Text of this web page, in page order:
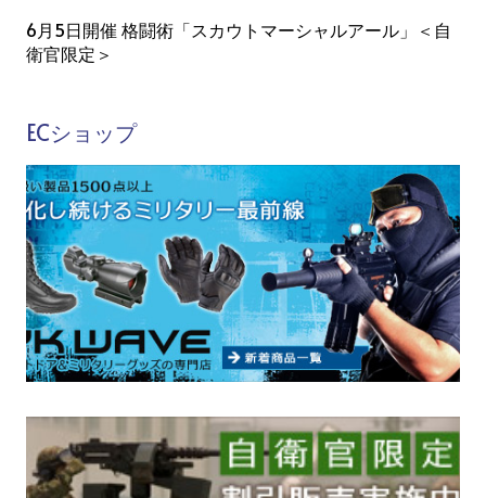
6月5日開催 格闘術「スカウトマーシャルアール」＜自
衛官限定＞
ECショップ